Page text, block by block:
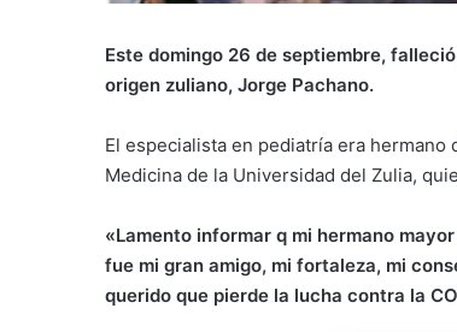
Este domingo 26 de septiembre,
origen zuliano, Jorge Pachano.
El especialista en pediatría era
Medicina de la Universidad del Zulia,
«Lamento informar q mi hermano mayor
fue mi gran amigo, mi fortaleza, mi
querido que pierde la lucha contra la